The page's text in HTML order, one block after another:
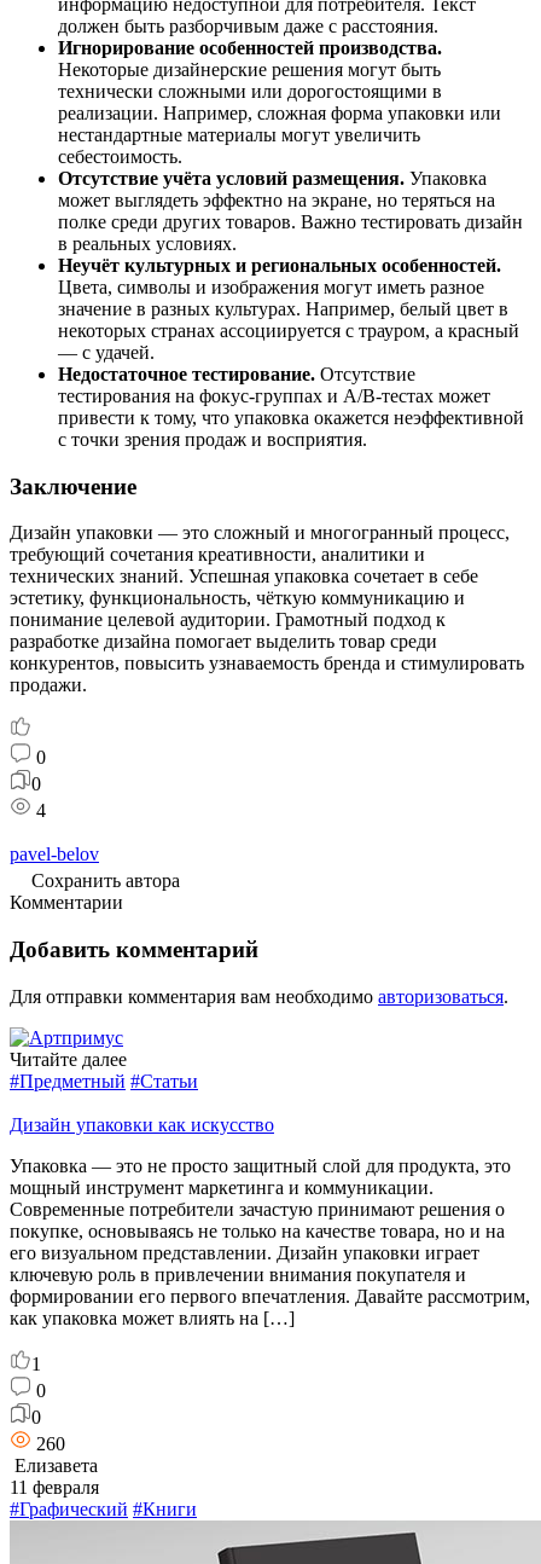
информацию недоступной для потребителя. Текст
должен быть разборчивым даже с расстояния.
Игнорирование особенностей производства.
Некоторые дизайнерские решения могут быть
технически сложными или дорогостоящими в
реализации. Например, сложная форма упаковки или
нестандартные материалы могут увеличить
себестоимость.
Отсутствие учёта условий размещения. Упаковка
может выглядеть эффектно на экране, но теряться на
полке среди других товаров. Важно тестировать дизайн
в реальных условиях.
Неучёт культурных и региональных особенностей.
Цвета, символы и изображения могут иметь разное
значение в разных культурах. Например, белый цвет в
некоторых странах ассоциируется с трауром, а красный
— с удачей.
Недостаточное тестирование. Отсутствие
тестирования на фокус‑группах и А/В‑тестах может
привести к тому, что упаковка окажется неэффективной
с точки зрения продаж и восприятия.
Заключение
Дизайн упаковки — это сложный и многогранный процесс,
требующий сочетания креативности, аналитики и
технических знаний. Успешная упаковка сочетает в себе
эстетику, функциональность, чёткую коммуникацию и
понимание целевой аудитории. Грамотный подход к
разработке дизайна помогает выделить товар среди
конкурентов, повысить узнаваемость бренда и стимулировать
продажи.
0
0
4
pavel-belov
Сохранить автора
Комментарии
Добавить комментарий
Для отправки комментария вам необходимо авторизоваться.
Читайте далее
#Предметный #Статьи
Дизайн упаковки как искусство
Упаковка — это не просто защитный слой для продукта, это
мощный инструмент маркетинга и коммуникации.
Современные потребители зачастую принимают решения о
покупке, основываясь не только на качестве товара, но и на
его визуальном представлении. Дизайн упаковки играет
ключевую роль в привлечении внимания покупателя и
формировании его первого впечатления. Давайте рассмотрим,
как упаковка может влиять на […]
1
0
0
260
Елизавета
11 февраля
#Графический #Книги